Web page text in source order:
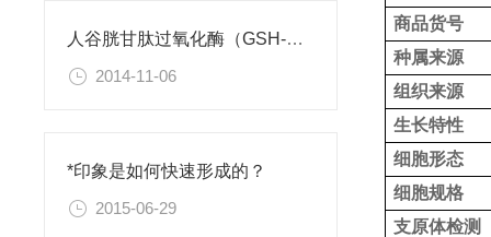
人谷胱甘肽过氧化酶（GSH-Px）检测试剂盒
2014-11-06
*印象是如何快速形成的？
2015-06-29
商品货号
种属来源
组织来源
生长特性
细胞形态
细胞规格
支原体检测